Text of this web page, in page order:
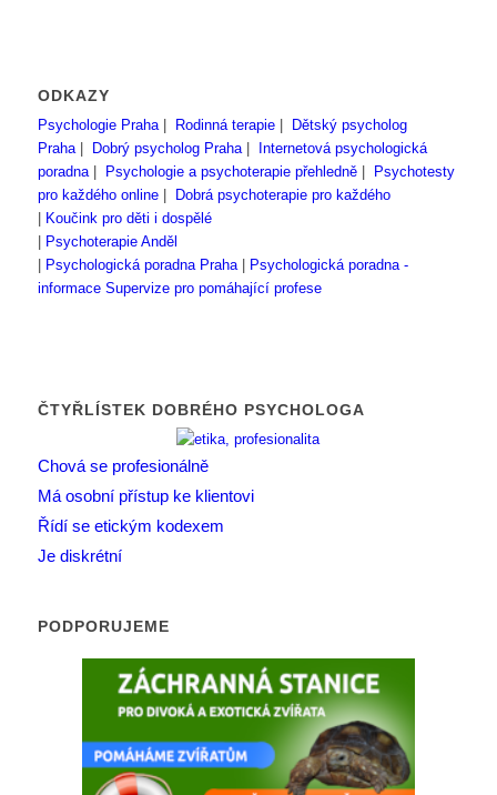
ODKAZY
Psychologie Praha| Rodinná terapie|
Dětský psycholog
Praha| Dobrý psycholog Praha|
Internetová psychologická
poradna| Psychologie a psychoterapie přehledně|
Psychotesty
pro každého online|
Dobrá psychoterapie pro každého
Koučink pro děti i dospělé
Psychoterapie Anděl
Psychologická poradna Praha|
Psychologická poradna -
informace Supervize pro pomáhající profese
ČTYŘLÍSTEK DOBRÉHO PSYCHOLOGA
Chová se profesionálně
Má osobní přístup ke klientovi
Řídí se etickým kodexem
Je diskrétní
PODPORUJEME